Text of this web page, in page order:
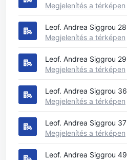
Megjelenítés a térképen
Leof. Andrea Siggrou 28
Megjelenítés a térképen
Leof. Andrea Siggrou 29
Megjelenítés a térképen
Leof. Andrea Siggrou 36
Megjelenítés a térképen
Leof. Andrea Siggrou 37
Megjelenítés a térképen
Leof. Andrea Siggrou 49